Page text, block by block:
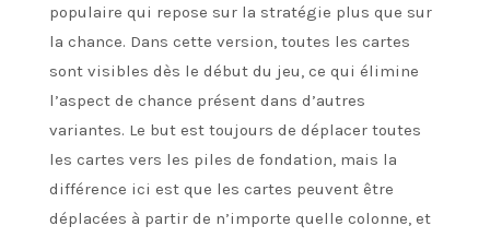
populaire qui repose sur la stratégie plus que sur
la chance. Dans cette version, toutes les cartes
sont visibles dès le début du jeu, ce qui élimine
l’aspect de chance présent dans d’autres
variantes. Le but est toujours de déplacer toutes
les cartes vers les piles de fondation, mais la
différence ici est que les cartes peuvent être
déplacées à partir de n’importe quelle colonne, et